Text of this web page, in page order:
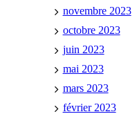
novembre 2023
octobre 2023
juin 2023
mai 2023
mars 2023
février 2023